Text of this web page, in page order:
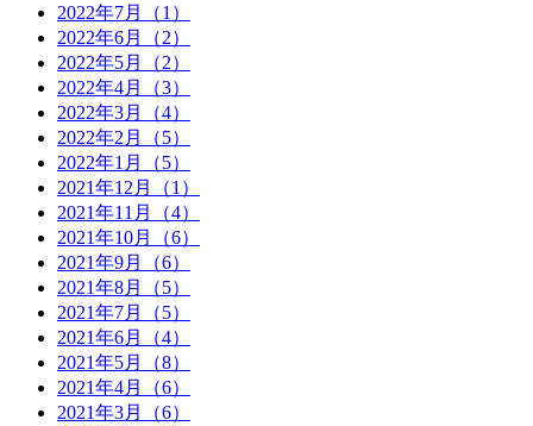
2022年7月（1）
2022年6月（2）
2022年5月（2）
2022年4月（3）
2022年3月（4）
2022年2月（5）
2022年1月（5）
2021年12月（1）
2021年11月（4）
2021年10月（6）
2021年9月（6）
2021年8月（5）
2021年7月（5）
2021年6月（4）
2021年5月（8）
2021年4月（6）
2021年3月（6）